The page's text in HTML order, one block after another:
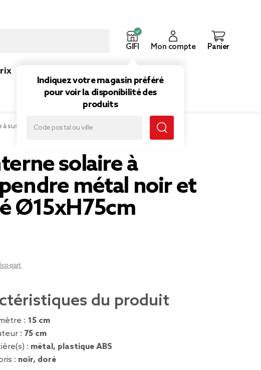
GIFI
Indiquez votre magasin préféré
pour voir la disponibilité des
produits
Mon compte Panier
suspendre métal noir et doré Ø15xH75cm
solaire à
métal noir et
Ø15xH75cm
part
du produit
: 15 cm
: 75 cm
: métal, plastique ABS
: noir, doré